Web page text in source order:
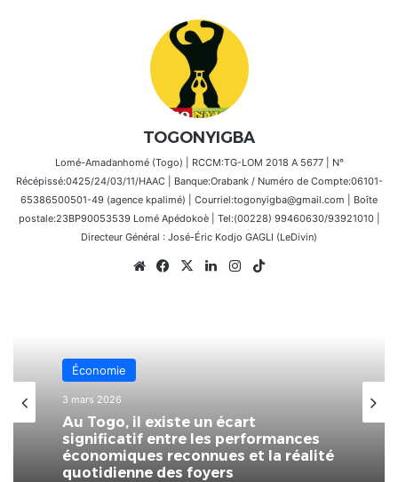
TOGONYIGBA
Lomé-Amadanhomé (Togo) | RCCM:TG-LOM 2018 A 5677 | N°
Récépissé:0425/24/03/11/HAAC | Banque:Orabank / Numéro de Compte:06101-
65386500501-49 (agence kpalimé) | Courriel:togonyigba@gmail.com | Boîte
postale:23BP90053539 Lomé Apédokoè | Tel:(00228) 99460630/93921010 |
Directeur Général : José-Éric Kodjo GAGLI (LeDivin)
WebsiteFacebook
X LinkedinInstagram
Économie
3 mars 2026
Au Togo, il existe un écart
significatif entre les performances
économiques reconnues et la réalité
quotidienne des foyers